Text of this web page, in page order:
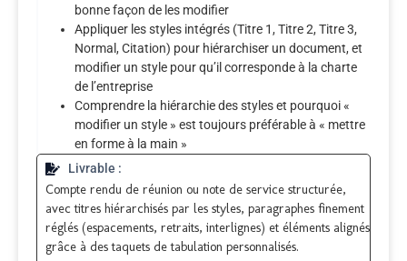
bonne façon de les modifier
Appliquer les styles intégrés (Titre 1, Titre 2, Titre 3,
Normal, Citation) pour hiérarchiser un document, et
modifier un style pour qu’il corresponde à la charte
de l’entreprise
Comprendre la hiérarchie des styles et pourquoi «
modifier un style » est toujours préférable à « mettre
en forme à la main »
Livrable :
Compte rendu de réunion ou note de service structurée,
avec titres hiérarchisés par les styles, paragraphes finement
réglés (espacements, retraits, interlignes) et éléments alignés
grâce à des taquets de tabulation personnalisés.